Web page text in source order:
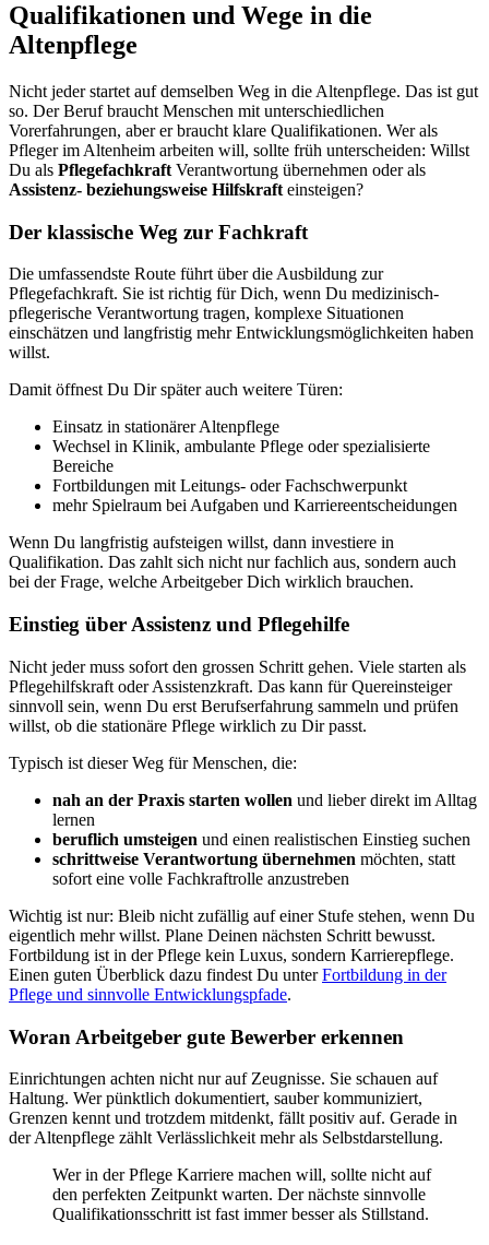
Qualifikationen und Wege in die
Altenpflege
Nicht jeder startet auf demselben Weg in die Altenpflege. Das ist gut
so. Der Beruf braucht Menschen mit unterschiedlichen
Vorerfahrungen, aber er braucht klare Qualifikationen. Wer als
Pfleger im Altenheim arbeiten will, sollte früh unterscheiden: Willst
Du als Pflegefachkraft Verantwortung übernehmen oder als
Assistenz- beziehungsweise Hilfskraft einsteigen?
Der klassische Weg zur Fachkraft
Die umfassendste Route führt über die Ausbildung zur
Pflegefachkraft. Sie ist richtig für Dich, wenn Du medizinisch-
pflegerische Verantwortung tragen, komplexe Situationen
einschätzen und langfristig mehr Entwicklungsmöglichkeiten haben
willst.
Damit öffnest Du Dir später auch weitere Türen:
Einsatz in stationärer Altenpflege
Wechsel in Klinik, ambulante Pflege oder spezialisierte
Bereiche
Fortbildungen mit Leitungs- oder Fachschwerpunkt
mehr Spielraum bei Aufgaben und Karriereentscheidungen
Wenn Du langfristig aufsteigen willst, dann investiere in
Qualifikation. Das zahlt sich nicht nur fachlich aus, sondern auch
bei der Frage, welche Arbeitgeber Dich wirklich brauchen.
Einstieg über Assistenz und Pflegehilfe
Nicht jeder muss sofort den grossen Schritt gehen. Viele starten als
Pflegehilfskraft oder Assistenzkraft. Das kann für Quereinsteiger
sinnvoll sein, wenn Du erst Berufserfahrung sammeln und prüfen
willst, ob die stationäre Pflege wirklich zu Dir passt.
Typisch ist dieser Weg für Menschen, die:
nah an der Praxis starten wollen und lieber direkt im Alltag
lernen
beruflich umsteigen und einen realistischen Einstieg suchen
schrittweise Verantwortung übernehmen möchten, statt
sofort eine volle Fachkraftrolle anzustreben
Wichtig ist nur: Bleib nicht zufällig auf einer Stufe stehen, wenn Du
eigentlich mehr willst. Plane Deinen nächsten Schritt bewusst.
Fortbildung ist in der Pflege kein Luxus, sondern Karrierepflege.
Einen guten Überblick dazu findest Du unterFortbildung in der
Pflege und sinnvolle Entwicklungspfade.
Woran Arbeitgeber gute Bewerber erkennen
Einrichtungen achten nicht nur auf Zeugnisse. Sie schauen auf
Haltung. Wer pünktlich dokumentiert, sauber kommuniziert,
Grenzen kennt und trotzdem mitdenkt, fällt positiv auf. Gerade in
der Altenpflege zählt Verlässlichkeit mehr als Selbstdarstellung.
Wer in der Pflege Karriere machen will, sollte nicht auf
den perfekten Zeitpunkt warten. Der nächste sinnvolle
Qualifikationsschritt ist fast immer besser als Stillstand.